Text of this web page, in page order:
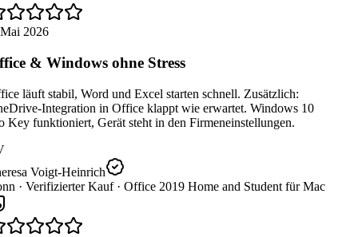
2026
& Windows ohne Stress
läuft stabil, Word und Excel starten schnell. Zusätzlich:
Integration in Office klappt wie erwartet. Windows 10
Key funktioniert, Gerät steht in den Firmeneinstellungen.
Voigt-Heinrich
· Verifizierter Kauf · Office 2019 Home and Student für Mac